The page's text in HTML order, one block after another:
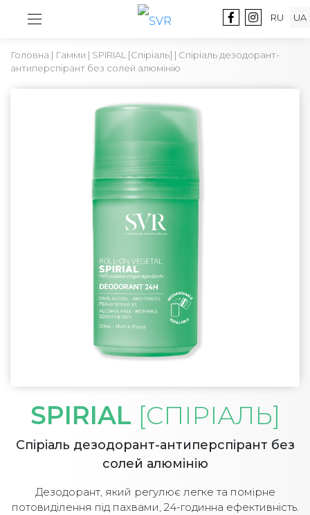
Головна | Гамми | SPIRIAL [Спіріаль] | Спіріаль дезодорант-
антиперспірант без солей алюмінію
SPIRIAL [СПІРІАЛЬ]
Спіріаль дезодорант-антиперспірант без
солей алюмінію
Дезодорант, який регулює легке та помірне
потовиділення під пахвами, 24-годинна ефективність.
RU UA